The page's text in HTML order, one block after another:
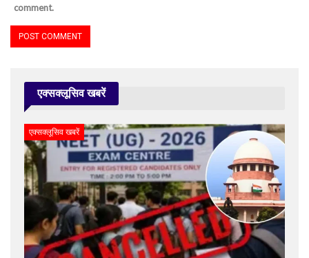
comment.
एक्सक्लूसिव खबरें
एक्सक्लूसिव खबरें